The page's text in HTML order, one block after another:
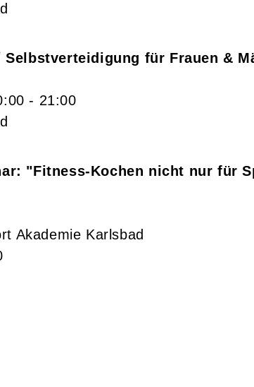
für Frauen &
- 21:00
"Fitness-Kochen nicht nur für
Akademie Karlsbad